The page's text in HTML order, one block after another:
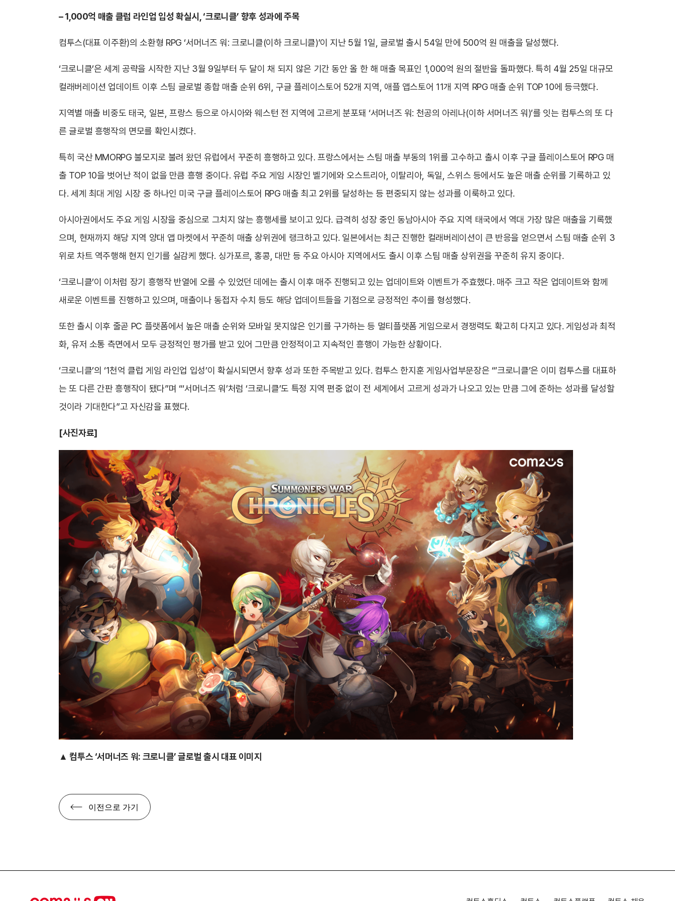
– 1,000억 매출 클럽 라인업 입성 확실시, ‘크로니클’ 향후 성과에 주목
컴투스(대표 이주환)의 소환형 RPG ‘서머너즈 워: 크로니클(이하 크로니클)’이 지난 5월 1일, 글로벌 출시 54일 만에 500억 원 매출을 달성했다.
‘크로니클’은 세계 공략을 시작한 지난 3월 9일부터 두 달이 채 되지 않은 기간 동안 올 한 해 매출 목표인 1,000억 원의 절반을 돌파했다. 특히 4월 25일 대규모
컬래버레이션 업데이트 이후 스팀 글로벌 종합 매출 순위 6위, 구글 플레이스토어 52개 지역, 애플 앱스토어 11개 지역 RPG 매출 순위 TOP 10에 등극했다.
지역별 매출 비중도 태국, 일본, 프랑스 등으로 아시아와 웨스턴 전 지역에 고르게 분포돼 ‘서머너즈 워: 천공의 아레나(이하 서머너즈 워)’를 잇는 컴투스의 또 다
른 글로벌 흥행작의 면모를 확인시켰다.
특히 국산 MMORPG 불모지로 불려 왔던 유럽에서 꾸준히 흥행하고 있다. 프랑스에서는 스팀 매출 부동의 1위를 고수하고 출시 이후 구글 플레이스토어 RPG 매
출 TOP 10을 벗어난 적이 없을 만큼 흥행 중이다. 유럽 주요 게임 시장인 벨기에와 오스트리아, 이탈리아, 독일, 스위스 등에서도 높은 매출 순위를 기록하고 있
다. 세계 최대 게임 시장 중 하나인 미국 구글 플레이스토어 RPG 매출 최고 2위를 달성하는 등 편중되지 않는 성과를 이룩하고 있다.
아시아권에서도 주요 게임 시장을 중심으로 그치지 않는 흥행세를 보이고 있다. 급격히 성장 중인 동남아시아 주요 지역 태국에서 역대 가장 많은 매출을 기록했
으며, 현재까지 해당 지역 양대 앱 마켓에서 꾸준히 매출 상위권에 랭크하고 있다. 일본에서는 최근 진행한 컬래버레이션이 큰 반응을 얻으면서 스팀 매출 순위 3
위로 차트 역주행해 현지 인기를 실감케 했다. 싱가포르, 홍콩, 대만 등 주요 아시아 지역에서도 출시 이후 스팀 매출 상위권을 꾸준히 유지 중이다.
‘크로니클’이 이처럼 장기 흥행작 반열에 오를 수 있었던 데에는 출시 이후 매주 진행되고 있는 업데이트와 이벤트가 주효했다. 매주 크고 작은 업데이트와 함께
새로운 이벤트를 진행하고 있으며, 매출이나 동접자 수치 등도 해당 업데이트들을 기점으로 긍정적인 추이를 형성했다.
또한 출시 이후 줄곧 PC 플랫폼에서 높은 매출 순위와 모바일 못지않은 인기를 구가하는 등 멀티플랫폼 게임으로서 경쟁력도 확고히 다지고 있다. 게임성과 최적
화, 유저 소통 측면에서 모두 긍정적인 평가를 받고 있어 그만큼 안정적이고 지속적인 흥행이 가능한 상황이다.
‘크로니클’의 ‘1천억 클럽 게임 라인업 입성’이 확실시되면서 향후 성과 또한 주목받고 있다. 컴투스 한지훈 게임사업부문장은 “’크로니클’은 이미 컴투스를 대표하
는 또 다른 간판 흥행작이 됐다”며 “‘서머너즈 워’처럼 ‘크로니클’도 특정 지역 편중 없이 전 세계에서 고르게 성과가 나오고 있는 만큼 그에 준하는 성과를 달성할
것이라 기대한다”고 자신감을 표했다.
[사진자료]
▲ 컴투스 ‘서머너즈 워: 크로니클’ 글로벌 출시 대표 이미지
이전으로 가기